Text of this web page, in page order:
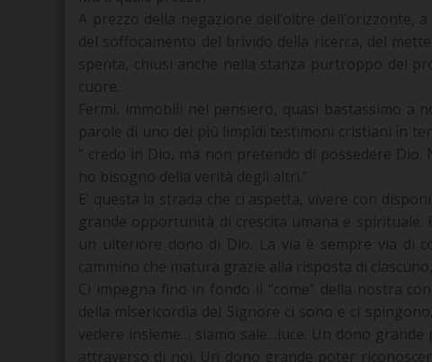
A prezzo della negazione dell’oltre dell’orizzonte,
del soffocamento del brivido della ricerca, del
spenta, chiusi anche nella stanza purtroppo del
cuore.
Fermi, immobili nel pensiero, quasi bastassimo a
parole di uno dei più limpidi testimoni cristiani in
“ credo in Dio, ma non pretendo di possedere
ho bisogno della verità degli altri.”
E’ questa la strada che ci aspetta, vivere con
grande opportunità di crescita umana e spirituale.
un ulteriore dono di Dio. La via è sempre via di
cammino che matura grazie alla risposta di ciascuno,
Ci impegna fino in fondo il “come” della nostra
della misericordia del Signore ci sono e ci
vedere insieme… siamo sale…luce. Un dono
attraverso di noi. Un dono grande poter